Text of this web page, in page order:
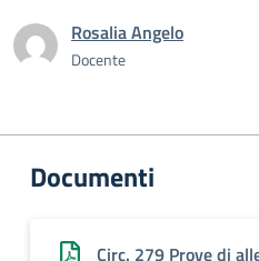
Rosalia Angelo
Docente
Documenti
Circ. 279 Prove di